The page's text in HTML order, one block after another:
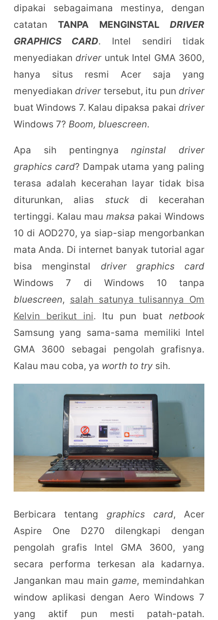
dipakai sebagaimana mestinya, dengan
catatanTANPA MENGINSTALDRIVER
GRAPHICS CARD. Intel sendiri tidak
menyediakan driver untuk Intel GMA 3600,
hanya situs resmi Acer saja yang
menyediakan driver tersebut, itu pun driver
buat Windows 7. Kalau dipaksa pakai driver
Windows 7? Boom, bluescreen.
Apa sih pentingnyanginstal driver
graphics card? Dampak utama yang paling
terasa adalah kecerahan layar tidak bisa
diturunkan, alias stuck di kecerahan
tertinggi. Kalau maumaksa pakai Windows
10 di AOD270, ya siap-siap mengorbankan
mata Anda. Di internet banyak tutorial agar
bisa menginstal driver graphics card
Windows 7 di Windows 10 tanpa
bluescreen, salah satunya tulisannya Om
Kelvin berikut ini. Itu pun buatnetbook
Samsung yang sama-sama memiliki Intel
GMA 3600 sebagai pengolah grafisnya.
Kalau mau coba, ya worth to try sih.
Berbicara tentang graphics card, Acer
Aspire One D270 dilengkapi dengan
pengolah grafis Intel GMA 3600, yang
secara performa terkesan ala kadarnya.
Jangankan mau main game, memindahkan
window aplikasi dengan Aero Windows 7
yang aktif pun mesti patah-patah.